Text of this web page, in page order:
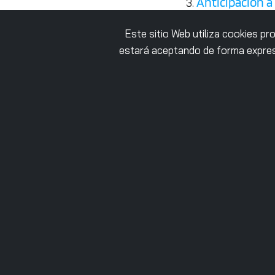
Este sitio Web utiliza cookies
estará aceptando de forma
Normativas como
datos. Estar
Hacia